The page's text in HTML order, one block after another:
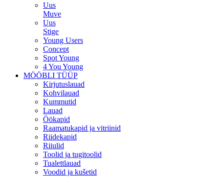
Uus
Muve
Uus
Stige
Young Users
Concept
Spot Young
4 You Young
MÖÖBLI TÜÜP
Kirjutuslauad
Kohvilauad
Kummutid
Lauad
Öökapid
Raamatukapid ja vitriinid
Riidekapid
Riiulid
Toolid ja tugitoolid
Tualettlauad
Voodid ja kušetid